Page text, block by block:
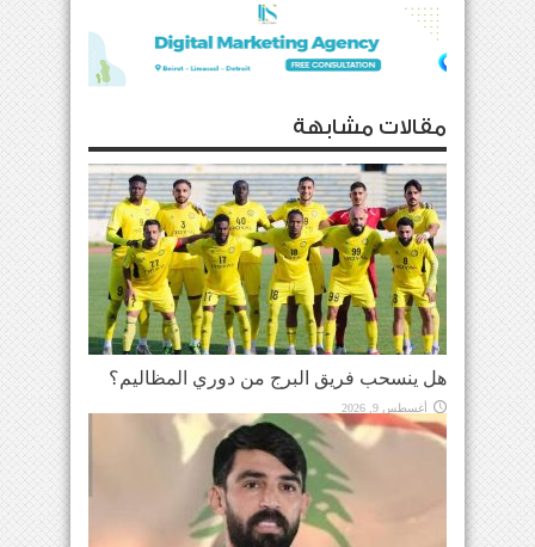
مقالات مشابهة
هل ينسحب فريق البرج من دوري المظاليم؟
أغسطس 9, 2026